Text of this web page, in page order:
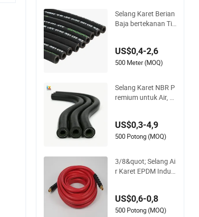
Selang Karet Berian
Baja bertekanan Tin
US$0,4-2,6
500 Meter (MOQ)
Selang Karet NBR P
remium untuk Air, U
US$0,3-4,9
500 Potong (MOQ)
3/8&quot; Selang Ai
r Karet EPDM Indus
US$0,6-0,8
500 Potong (MOQ)